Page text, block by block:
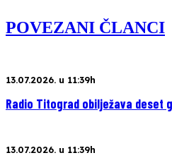
POVEZANI ČLANCI
13.07.2026. u 11:39h
Radio Titograd obilježava deset
13.07.2026. u 11:39h